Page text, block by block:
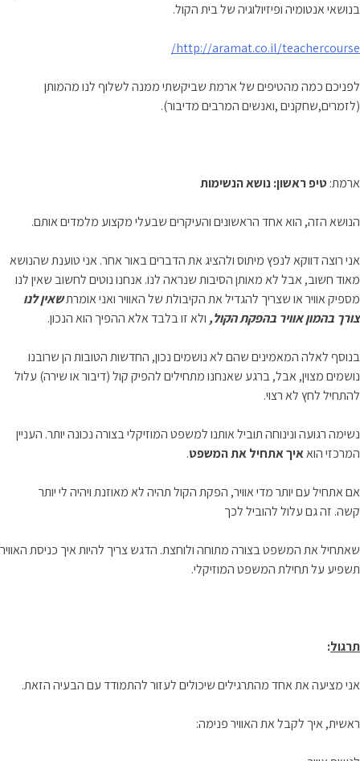
בנושאי אנטומיה ופיזיולוגיה של בית הקול.
http://aramat.co.il/teachercourse/
לפניכם כמה מהטיפים של ארמת שביקשתי ממנה לשלוף לנו מהמותן
(לזמרים,שחקנים ,ואנשים המרבים מדיבור).
ארמת:טיפ ראשון: נושא הנשימות
הנושא הזה, הוא אחד הראשונים והעיקרים שבעלי מקצוע מלמדים אותם.
אני רוצה דווקא לנפץ מיתוס ולהציג את הדברים באור אחר. אני טוענת שהנושא
מאוד חשוב, אבל לא מאותן הסיבות שנראה לנו. אנחנו נוטים לחשוב שאין לנו
מספיק אוויר או שצריך להגדיל את הקיבולת של האוויר ואני אומרתשאין לנו
צורך בהמון אוויר בהפקת הקול, ולא זו בלבד אלא ההפיך הוא הנכון.
בנוסף לאלה המאמינים שהם לא נושמים נכון, החדשות הטובות הן שרובנו
נושמים מצוין, אבל, ברגע שאנחנו מתחילים להפיק קול (דיבור או שירה) עלול
להתחיל לחץ לא רצוי.
נשימה רגועה ונינוחה תוביל אותנו למשפט המוזיקלי בצורה נכונה יותר. העניין
המרכזי הואאיך אתחיל את המשפט.
אם אתחיל עם יותר מדי אוויר, הפקת הקול תהיה לא מאוזנת ויהיה לי יותר
קשה. זה גם עלול להוביל לכך
שאתחיל את המשפט בצורה מתוחה ולוחצת. הדגש צריך להיות איך כניסת האוויר
תשפיע על תחילת המשפט המוזיקלי.
תרגול:
אני מציעה את אחד מהתרגילים שיכולים לעזור להתמודד עם הבעיה הזאת.
ראשית, איך לקבל את האוויר פנימה: